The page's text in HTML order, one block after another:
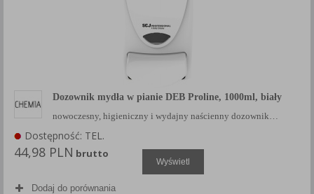
Dozownik mydła w pianie DEB Proline, 1000ml, biały
nowoczesny, higieniczny i wydajny naścienny dozownik…
Dostępność: TEL.
44,98 PLN brutto
Wyświetl
Dodaj do porównania
Lista Zaufanych Partnerów (rozwiń)